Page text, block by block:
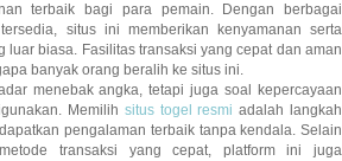
terbaik bagi para pemain. Dengan berbagai
situs ini memberikan kenyamanan serta
luar biasa. Fasilitas transaksi yang cepat dan aman
banyak orang beralih ke situs ini.
menebak angka, tetapi juga soal kepercayaan
Memilih situs togel resmi adalah langkah
pengalaman terbaik tanpa kendala. Selain
transaksi yang cepat, platform ini juga